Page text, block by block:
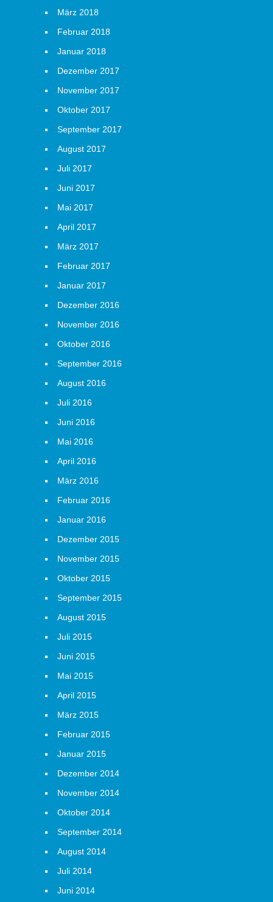
März 2018
Februar 2018
Januar 2018
Dezember 2017
November 2017
Oktober 2017
September 2017
August 2017
Juli 2017
Juni 2017
Mai 2017
April 2017
März 2017
Februar 2017
Januar 2017
Dezember 2016
November 2016
Oktober 2016
September 2016
August 2016
Juli 2016
Juni 2016
Mai 2016
April 2016
März 2016
Februar 2016
Januar 2016
Dezember 2015
November 2015
Oktober 2015
September 2015
August 2015
Juli 2015
Juni 2015
Mai 2015
April 2015
März 2015
Februar 2015
Januar 2015
Dezember 2014
November 2014
Oktober 2014
September 2014
August 2014
Juli 2014
Juni 2014